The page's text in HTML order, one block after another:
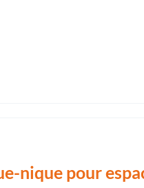
nique pour